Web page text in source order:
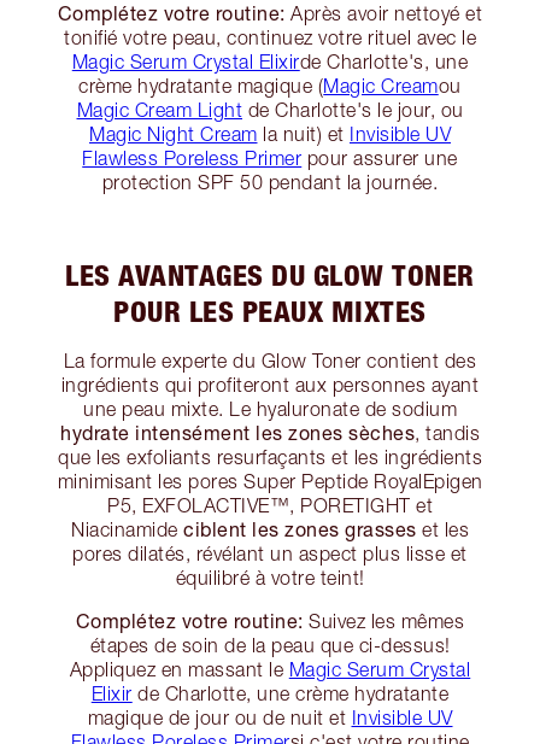
Complétez votre routine: Après avoir nettoyé et
tonifié votre peau, continuez votre rituel avec le
Magic Serum Crystal Elixirde Charlotte's, une
crème hydratante magique (Magic Creamou
Magic Cream Light de Charlotte's le jour, ou
Magic Night Cream la nuit) et Invisible UV
Flawless Poreless Primer pour assurer une
protection SPF 50 pendant la journée.
LES AVANTAGES DU GLOW TONER
POUR LES PEAUX MIXTES
La formule experte du Glow Toner contient des
ingrédients qui profiteront aux personnes ayant
une peau mixte. Le hyaluronate de sodium
hydrate intensément les zones sèches, tandis
que les exfoliants resurfaçants et les ingrédients
minimisant les pores Super Peptide RoyalEpigen
P5, EXFOLACTIVE™, PORETIGHT et
Niacinamide ciblent les zones grasses et les
pores dilatés, révélant un aspect plus lisse et
équilibré à votre teint!
Complétez votre routine: Suivez les mêmes
étapes de soin de la peau que ci-dessus!
Appliquez en massant le Magic Serum Crystal
Elixir de Charlotte, une crème hydratante
magique de jour ou de nuit et Invisible UV